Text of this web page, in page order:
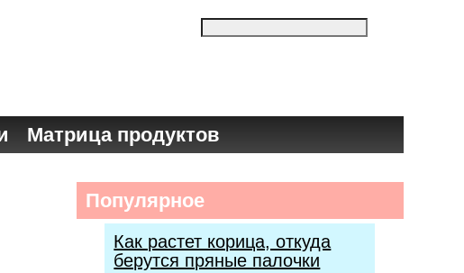
Матрица продуктов
Популярное
Как растет корица, откуда
берутся пряные палочки